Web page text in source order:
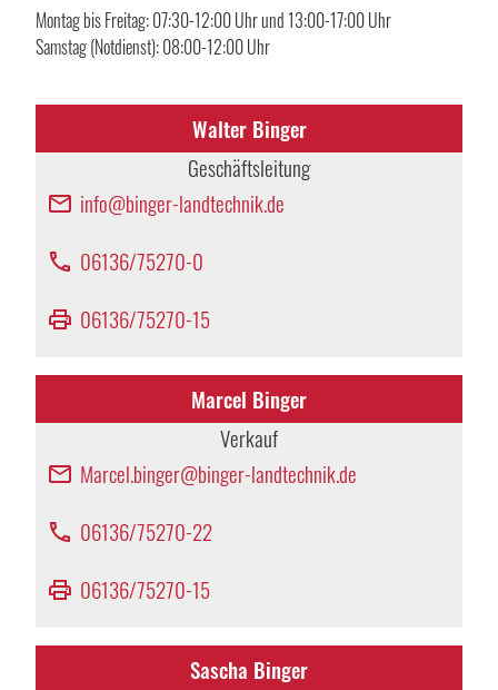
Montag bis Freitag: 07:30-12:00 Uhr und 13:00-17:00 Uhr
Samstag (Notdienst): 08:00-12:00 Uhr
Walter Binger
Geschäftsleitung
email info@binger-landtechnik.de
phone 06136/75270-0
print 06136/75270-15
Marcel Binger
Verkauf
email Marcel.binger@binger-landtechnik.de
phone 06136/75270-22
print 06136/75270-15
Sascha Binger